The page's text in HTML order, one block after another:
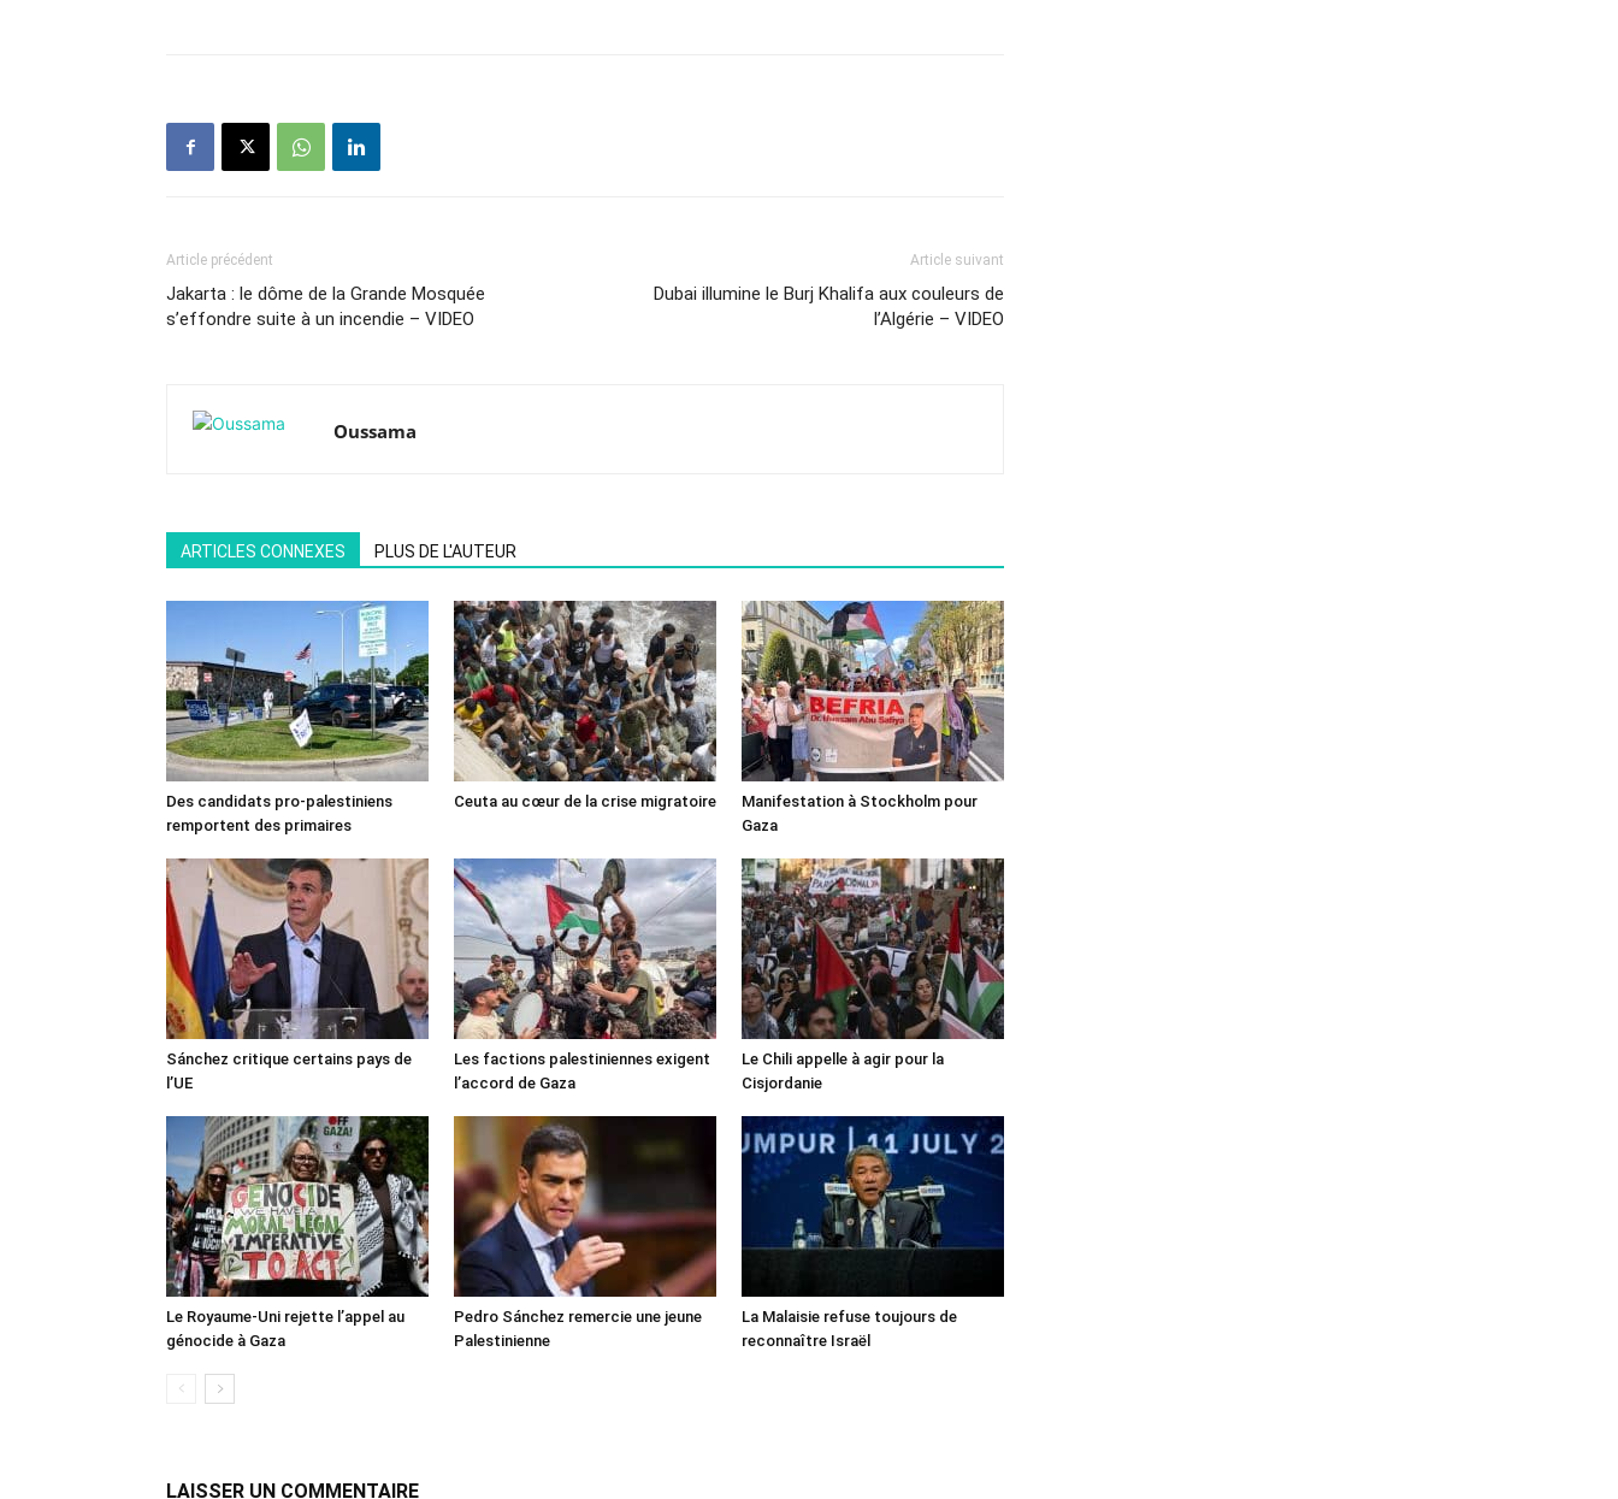
Article précédent
Jakarta : le dôme de la Grande Mosquée
s’effondre suite à un incendie – VIDEO
Article suivant
Dubai illumine le Burj Khalifa aux couleurs de
l’Algérie – VIDEO
Oussama
ARTICLES CONNEXES PLUS DE L'AUTEUR
Des candidats pro-palestiniens
remportent des primaires
Ceuta au cœur de la crise migratoire
Manifestation à Stockholm pour
Gaza
Sánchez critique certains pays de
l’UE
Les factions palestiniennes exigent
l’accord de Gaza
Le Chili appelle à agir pour la
Cisjordanie
Le Royaume-Uni rejette l’appel au
génocide à Gaza
Pedro Sánchez remercie une jeune
Palestinienne
La Malaisie refuse toujours de
reconnaître Israël
LAISSER UN COMMENTAIRE